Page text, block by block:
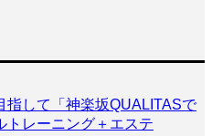
指して「神楽坂QUALITASで
トレーニング＋エステ